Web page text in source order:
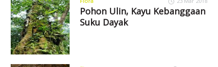
Pohon Ulin, Kayu Kebanggaan
Suku Dayak